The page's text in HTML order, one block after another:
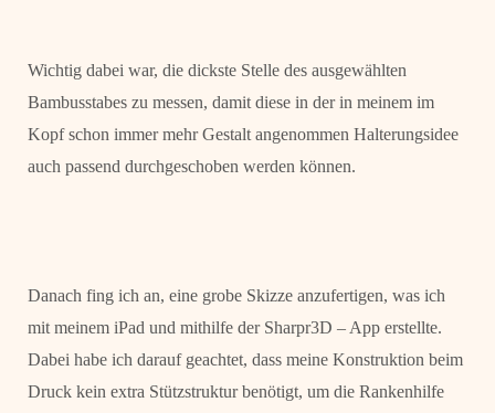
Wichtig dabei war, die dickste Stelle des ausgewählten
Bambusstabes zu messen, damit diese in der in meinem im
Kopf schon immer mehr Gestalt angenommen Halterungsidee
auch passend durchgeschoben werden können.
Danach fing ich an, eine grobe Skizze anzufertigen, was ich
mit meinem iPad und mithilfe der Sharpr3D – App erstellte.
Dabei habe ich darauf geachtet, dass meine Konstruktion beim
Druck kein extra Stützstruktur benötigt, um die Rankenhilfe